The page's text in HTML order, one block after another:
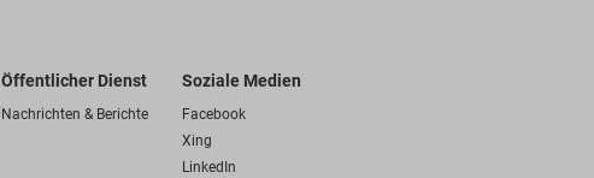
Öffentlicher Dienst
Nachrichten & Berichte
Soziale Medien
Facebook
Xing
LinkedIn